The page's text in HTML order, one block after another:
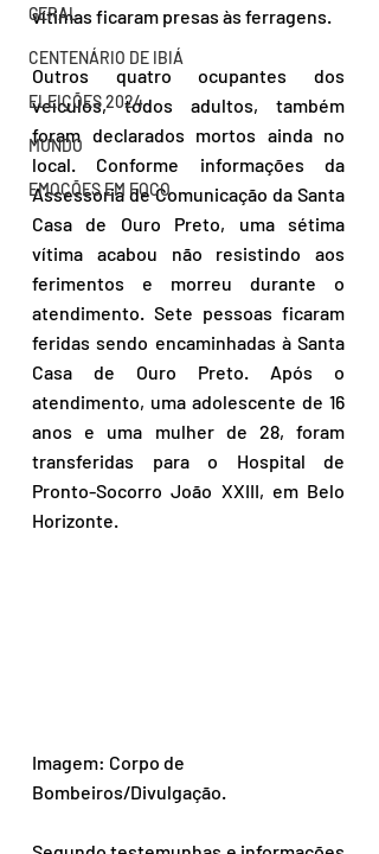
GERAL
CENTENÁRIO DE IBIÁ
ELEIÇÕES 2024
MUNDO
EMOÇÕES EM FOCO
vítimas ficaram presas às ferragens.
Outros quatro ocupantes dos
veículos, todos adultos, também
foram declarados mortos ainda no
local. Conforme informações da
Assessoria de Comunicação da Santa
Casa de Ouro Preto, uma sétima
vítima acabou não resistindo aos
ferimentos e morreu durante o
atendimento. Sete pessoas ficaram
feridas sendo encaminhadas à Santa
Casa de Ouro Preto. Após o
atendimento, uma adolescente de 16
anos e uma mulher de 28, foram
transferidas para o Hospital de
Pronto-Socorro João XXIII, em Belo
Horizonte.
Imagem: Corpo de
Bombeiros/Divulgação.